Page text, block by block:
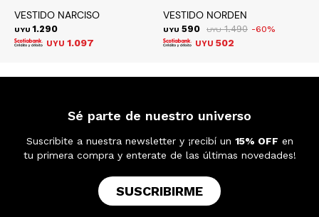
VESTIDO NARCISO
UYU 1.290
UYU 1.097
VESTIDO NORDEN
UYU 590 UYU 1.490 60
UYU 502
Sé parte de nuestro universo
Suscribite a nuestra newsletter y ¡recibí un 15% OFF en
tu primera compra y enterate de las últimas novedades!
SUSCRIBIRME